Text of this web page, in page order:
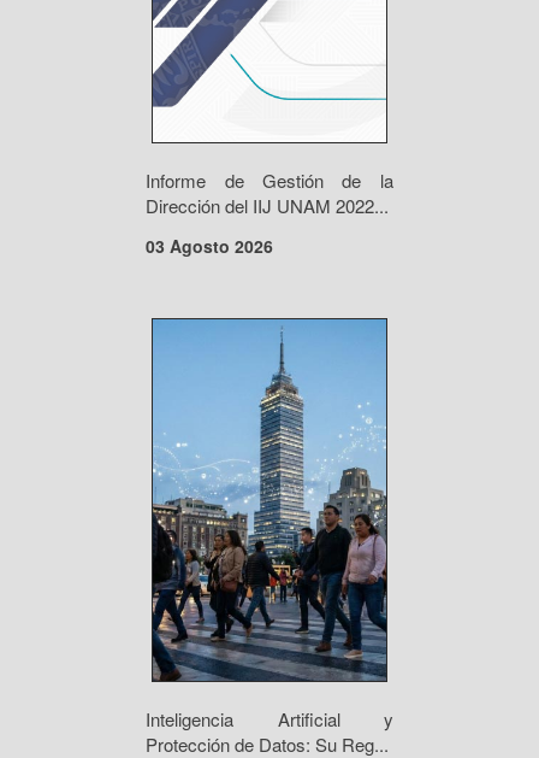
Informe de Gestión de la
Dirección del IIJ UNAM 2022...
03 Agosto 2026
Inteligencia Artificial y
Protección de Datos: Su Reg...